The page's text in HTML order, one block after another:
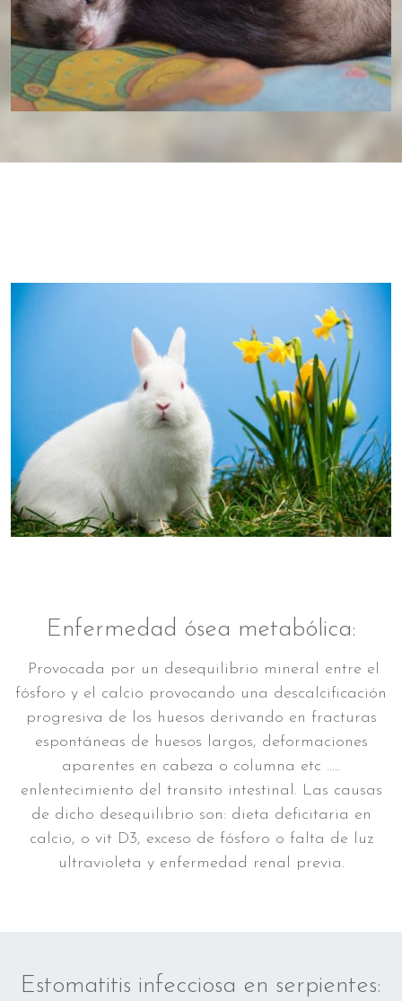
Enfermedad ósea metabólica:
Provocada por un desequilibrio mineral entre el
fósforo y el calcio provocando una descalcificación
progresiva de los huesos derivando en fracturas
espontáneas de huesos largos, deformaciones
aparentes en cabeza o columna etc .....
enlentecimiento del transito intestinal. Las causas
de dicho desequilibrio son: dieta deficitaria en
calcio, o vit D3, exceso de fósforo o falta de luz
ultravioleta y enfermedad renal previa.
Estomatitis infecciosa en serpientes: